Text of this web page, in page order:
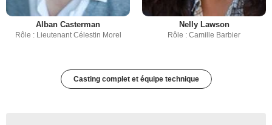
Alban Casterman
Rôle : Lieutenant Célestin Morel
Nelly Lawson
Rôle : Camille Barbier
Casting complet et équipe technique